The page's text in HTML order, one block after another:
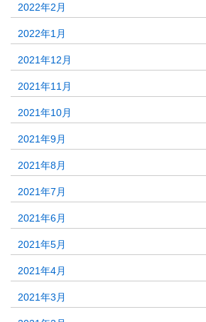
2022年2月
2022年1月
2021年12月
2021年11月
2021年10月
2021年9月
2021年8月
2021年7月
2021年6月
2021年5月
2021年4月
2021年3月